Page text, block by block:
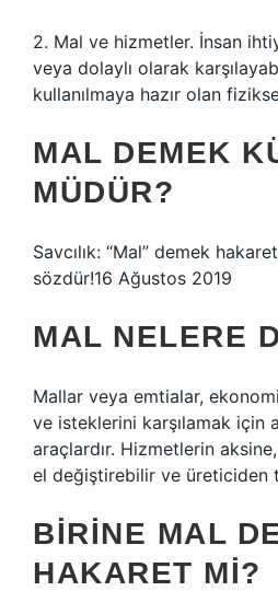
2. Mal ve hizmetler. İnsan
veya dolaylı olarak
kullanılmaya hazır olan
MAL DEMEK
MÜDÜR?
Savcılık: “Mal” demek
sözdür!16 Ağustos 2019
MAL NELERE
Mallar veya emtialar,
ve isteklerini karşılamak için
araçlardır. Hizmetlerin
el değiştirebilir ve üreticiden
BIRINE MAL
HAKARET MI?